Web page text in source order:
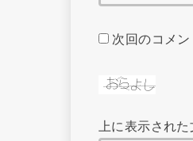
次回のコメ
上に表示され